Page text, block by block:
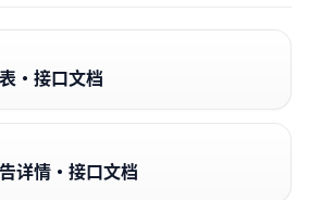
·接口文档
详情·接口文档